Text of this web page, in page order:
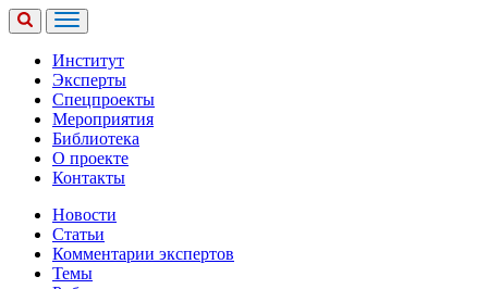
Институт
Эксперты
Спецпроекты
Мероприятия
Библиотека
О проекте
Контакты
Новости
Статьи
Комментарии экспертов
Темы